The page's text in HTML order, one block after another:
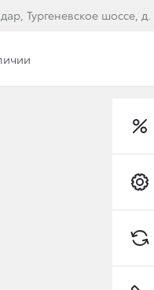
Тургеневское шоссе,